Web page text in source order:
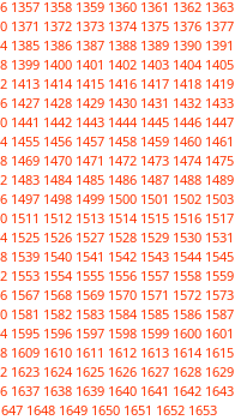
1357 1358 1359 1360 1361 1362 1363
1371 1372 1373 1374 1375 1376 1377
1385 1386 1387 1388 1389 1390 1391
1399 1400 1401 1402 1403 1404 1405
1413 1414 1415 1416 1417 1418 1419
1427 1428 1429 1430 1431 1432 1433
1441 1442 1443 1444 1445 1446 1447
1455 1456 1457 1458 1459 1460 1461
1469 1470 1471 1472 1473 1474 1475
1483 1484 1485 1486 1487 1488 1489
1497 1498 1499 1500 1501 1502 1503
1511 1512 1513 1514 1515 1516 1517
1525 1526 1527 1528 1529 1530 1531
1539 1540 1541 1542 1543 1544 1545
1553 1554 1555 1556 1557 1558 1559
1567 1568 1569 1570 1571 1572 1573
1581 1582 1583 1584 1585 1586 1587
1595 1596 1597 1598 1599 1600 1601
1609 1610 1611 1612 1613 1614 1615
1623 1624 1625 1626 1627 1628 1629
1637 1638 1639 1640 1641 1642 1643
1648 1649 1650 1651 1652 1653